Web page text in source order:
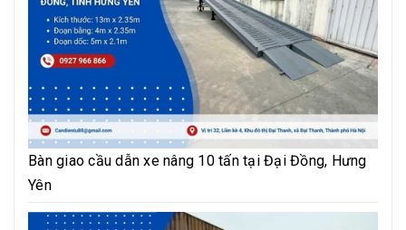
Bàn giao cầu dẫn xe nâng 10 tấn tại Đại Đồng, Hưng
Yên